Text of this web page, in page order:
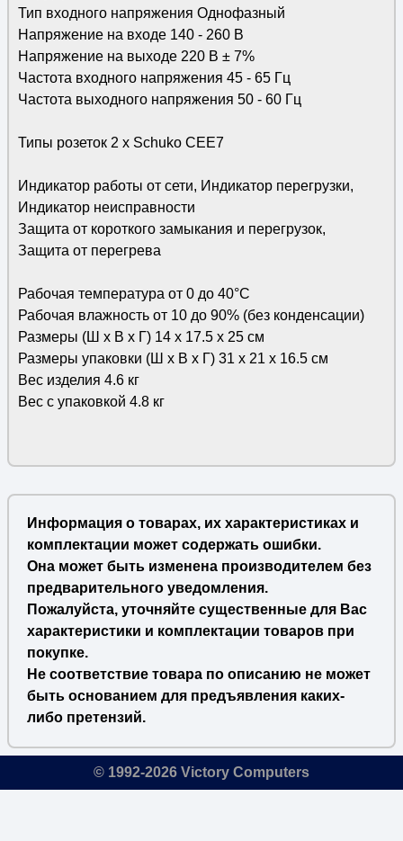
Тип входного напряжения Однофазный
Напряжение на входе 140 - 260 В
Напряжение на выходе 220 В ± 7%
Частота входного напряжения 45 - 65 Гц
Частота выходного напряжения 50 - 60 Гц
Типы розеток 2 х Schuko CEE7
Индикатор работы от сети, Индикатор перегрузки,
Индикатор неисправности
Защита от короткого замыкания и перегрузок,
Защита от перегрева
Рабочая температура от 0 до 40°С
Рабочая влажность от 10 до 90% (без конденсации)
Размеры (Ш х В х Г) 14 х 17.5 х 25 см
Размеры упаковки (Ш х В х Г) 31 х 21 х 16.5 см
Вес изделия 4.6 кг
Вес с упаковкой 4.8 кг
Информация о товарах, их характеристиках и
комплектации может содержать ошибки.
Она может быть изменена производителем без
предварительного уведомления.
Пожалуйста, уточняйте существенные для Вас
характеристики и комплектации товаров при
покупке.
Не соответствие товара по описанию не может
быть основанием для предъявления каких-
либо претензий.
© 1992-2026 Victory Computers